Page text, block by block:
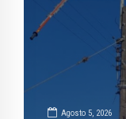
Agosto 5, 2026